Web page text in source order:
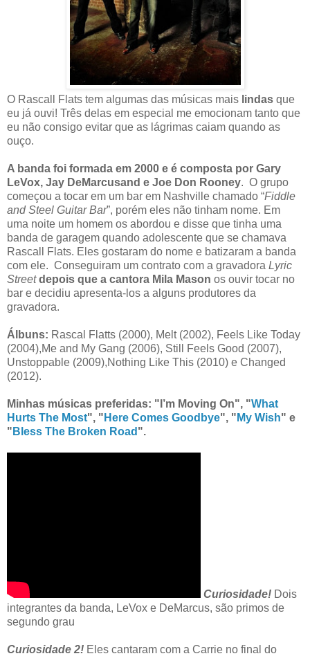
O Rascall Flats tem algumas das músicas mais lindas que
eu já ouvi! Três delas em especial me emocionam tanto que
eu não consigo evitar que as lágrimas caiam quando as
ouço.
A banda foi formada em 2000 e é composta por Gary
LeVox, Jay DeMarcusand e Joe Don Rooney. O grupo
começou a tocar em um bar em Nashville chamado “Fiddle
and Steel Guitar Bar”, porém eles não tinham nome. Em
uma noite um homem os abordou e disse que tinha uma
banda de garagem quando adolescente que se chamava
Rascall Flats. Eles gostaram do nome e batizaram a banda
com ele. Conseguiram um contrato com a gravadora Lyric
Streetdepois que a cantora Mila Mason os ouvir tocar no
bar e decidiu apresenta-los a alguns produtores da
gravadora.
Álbuns: Rascal Flatts (2000), Melt (2002), Feels Like Today
(2004),Me and My Gang (2006), Still Feels Good (2007),
Unstoppable (2009),Nothing Like This (2010) e Changed
(2012).
Minhas músicas preferidas: "I’m Moving On", "What
Hurts The Most", " Here Comes Goodbye", " My Wish" e
" Bless The Broken Road ".
Curiosidade! Dois
integrantes da banda, LeVox e DeMarcus, são primos de
segundo grau
Curiosidade 2! Eles cantaram com a Carrie no final do